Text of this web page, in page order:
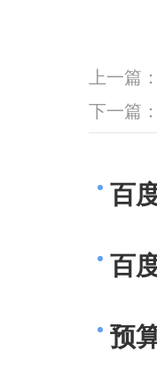
上一篇：
下一篇：
百
百
预